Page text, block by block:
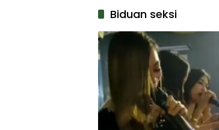
Biduan seksi